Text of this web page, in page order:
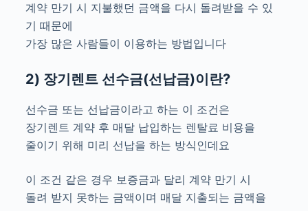
계약 만기 시 지불했던 금액을 다시 돌려받을 수 있
기 때문에
가장 많은 사람들이 이용하는 방법입니다
2) 장기렌트 선수금(선납금)이란?
선수금 또는 선납금이라고 하는 이 조건은
장기렌트 계약 후 매달 납입하는 렌탈료 비용을
줄이기 위해 미리 선납을 하는 방식인데요
이 조건 같은 경우 보증금과 달리 계약 만기 시
돌려 받지 못하는 금액이며 매달 지출되는 금액을